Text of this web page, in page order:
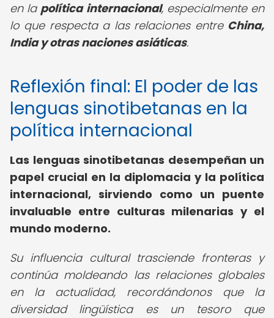
en la política internacional, especialmente en
lo que respecta a las relaciones entre China,
India y otras naciones asiáticas.
Reflexión final: El poder de las
lenguas sinotibetanas en la
política internacional
Las lenguas sinotibetanas desempeñan un
papel crucial en la diplomacia y la política
internacional, sirviendo como un puente
invaluable entre culturas milenarias y el
mundo moderno.
Su influencia cultural trasciende fronteras y
continúa moldeando las relaciones globales
en la actualidad, recordándonos que la
diversidad lingüística es un tesoro que